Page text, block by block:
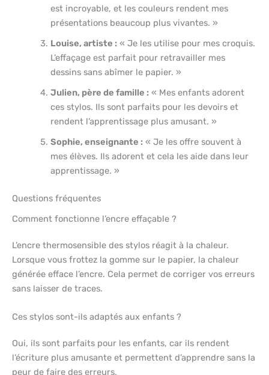
est incroyable, et les couleurs rendent mes
présentations beaucoup plus vivantes. »
Louise, artiste :« Je les utilise pour mes croquis.
L’effaçage est parfait pour retravailler mes
dessins sans abîmer le papier. »
Julien, père de famille :« Mes enfants adorent
ces stylos. Ils sont parfaits pour les devoirs et
rendent l’apprentissage plus amusant. »
Sophie, enseignante :« Je les offre souvent à
mes élèves. Ils adorent et cela les aide dans leur
apprentissage. »
Questions fréquentes
Comment fonctionne l’encre effaçable ?
L’encre thermosensible des stylos réagit à la chaleur.
Lorsque vous frottez la gomme sur le papier, la chaleur
générée efface l’encre. Cela permet de corriger vos erreurs
sans laisser de traces.
Ces stylos sont-ils adaptés aux enfants ?
Oui, ils sont parfaits pour les enfants, car ils rendent
l’écriture plus amusante et permettent d’apprendre sans la
peur de faire des erreurs.